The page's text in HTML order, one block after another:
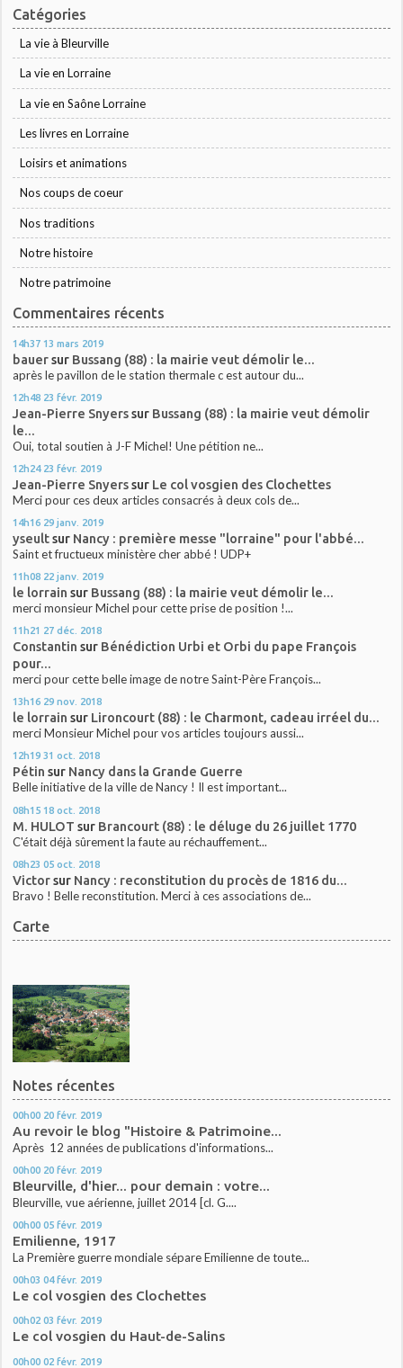
Catégories
La vie à Bleurville
La vie en Lorraine
La vie en Saône Lorraine
Les livres en Lorraine
Loisirs et animations
Nos coups de coeur
Nos traditions
Notre histoire
Notre patrimoine
Commentaires récents
14h37 13 mars 2019
bauersur Bussang (88) : la mairie veut démolir le...
après le pavillon de le station thermale c est autour du...
12h48 23 févr. 2019
Jean-Pierre Snyerssur Bussang (88) : la mairie veut démolir
le...
Oui, total soutien à J-F Michel! Une pétition ne...
12h24 23 févr. 2019
Jean-Pierre Snyerssur Le col vosgien des Clochettes
Merci pour ces deux articles consacrés à deux cols de...
14h16 29 janv. 2019
yseultsur Nancy : première messe "lorraine" pour l'abbé...
Saint et fructueux ministère cher abbé ! UDP+
11h08 22 janv. 2019
le lorrain sur Bussang (88) : la mairie veut démolir le...
merci monsieur Michel pour cette prise de position !...
11h21 27 déc. 2018
Constantin sur Bénédiction Urbi et Orbi du pape François
pour...
merci pour cette belle image de notre Saint-Père François...
13h16 29 nov. 2018
le lorrain sur Lironcourt (88) : le Charmont, cadeau irréel du...
merci Monsieur Michel pour vos articles toujours aussi...
12h19 31 oct. 2018
Pétin sur Nancy dans la Grande Guerre
Belle initiative de la ville de Nancy ! Il est important...
08h15 18 oct. 2018
M. HULOT sur Brancourt (88) : le déluge du 26 juillet 1770
C'était déjà sûrement la faute au réchauffement...
08h23 05 oct. 2018
Victorsur Nancy : reconstitution du procès de 1816 du...
Bravo ! Belle reconstitution. Merci à ces associations de...
Carte
Notes récentes
00h00 20 févr. 2019
Au revoir le blog "Histoire & Patrimoine...
Après 12 années de publications d'informations...
00h00 20 févr. 2019
Bleurville, d'hier... pour demain : votre...
Bleurville, vue aérienne, juillet 2014 [cl. G....
00h00 05 févr. 2019
Emilienne, 1917
La Première guerre mondiale sépare Emilienne de toute...
00h03 04 févr. 2019
Le col vosgien des Clochettes
00h02 03 févr. 2019
Le col vosgien du Haut-de-Salins
00h00 02 févr. 2019